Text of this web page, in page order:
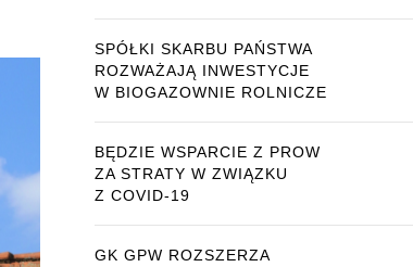
SPÓŁKI SKARBU PAŃSTWA
ROZWAŻAJĄ INWESTYCJE
W BIOGAZOWNIE ROLNICZE
BĘDZIE WSPARCIE Z PROW
ZA STRATY W ZWIĄZKU
Z COVID-19
GK GPW ROZSZERZA